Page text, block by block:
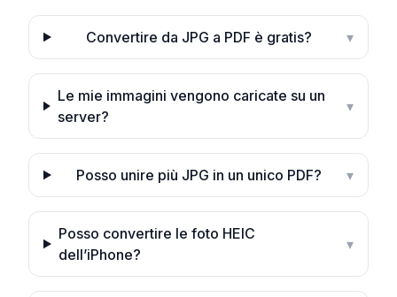
Convertire da JPG a PDF è gratis? ▾
Le mie immagini vengono caricate su un
server?
▾
Posso unire più JPG in un unico PDF? ▾
Posso convertire le foto HEIC
dell’iPhone?
▾